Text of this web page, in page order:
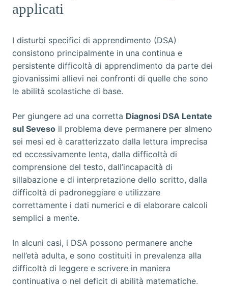
applicati
I disturbi specifici di apprendimento (DSA)
consistono principalmente in una continua e
persistente difficoltà di apprendimento da parte dei
giovanissimi allievi nei confronti di quelle che sono
le abilità scolastiche di base.
Per giungere ad una corretta Diagnosi DSA Lentate
sul Seveso il problema deve permanere per almeno
sei mesi ed è caratterizzato dalla lettura imprecisa
ed eccessivamente lenta, dalla difficoltà di
comprensione del testo, dall’incapacità di
sillabazione e di interpretazione dello scritto, dalla
difficoltà di padroneggiare e utilizzare
correttamente i dati numerici e di elaborare calcoli
semplici a mente.
In alcuni casi, i DSA possono permanere anche
nell’età adulta, e sono costituiti in prevalenza alla
difficoltà di leggere e scrivere in maniera
continuativa o nel deficit di abilità matematiche.